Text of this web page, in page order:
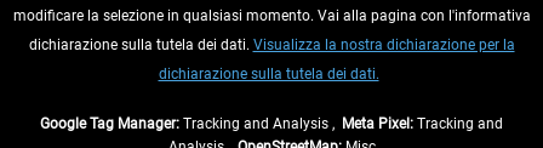
RECEDERE DAL CONTRATTO
INFORMAZIONI
modificare la selezione in qualsiasi momento. Vai alla pagina con l'informativa
dichiarazione sulla tutela dei dati. Visualizza la nostra dichiarazione per la
dichiarazione sulla tutela dei dati.
Google Tag Manager: Tracking and Analysis , Meta Pixel: Tracking and